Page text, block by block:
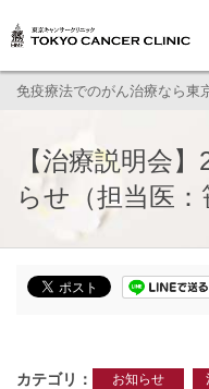
免疫療法でのがん治療なら東
【治療説明会
らせ（担当医：
カテゴリ お知らせ